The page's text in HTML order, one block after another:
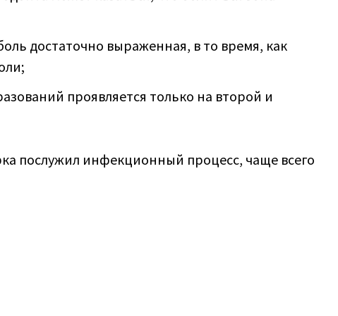
достаточно выраженная, в то время, как
проявляется только на второй и
послужил инфекционный процесс, чаще всего